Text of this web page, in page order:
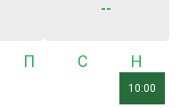
--
Събота
10:00